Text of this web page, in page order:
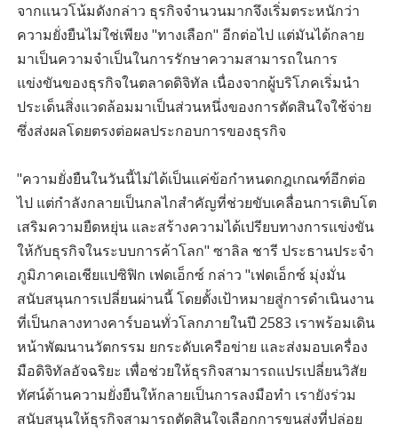
จากแนวโน้มดังกล่าว ธุรกิจจำนวนมากจึงเริ่มตระหนักว่า
ความยั่งยืนไม่ใช่เพียง "ทางเลือก" อีกต่อไป แต่มันได้กลาย
มาเป็นความจำเป็นในการรักษาความสามารถในการ
แข่งขันของธุรกิจในตลาดดิจิทัล เนื่องจากผู้บริโภคเริ่มนำ
ประเด็นสิ่งแวดล้อมมาเป็นส่วนหนึ่งของการตัดสินใจใช้จ่าย
ซึ่งส่งผลโดยตรงต่อผลประกอบการของธุรกิจ
"ความยั่งยืนในวันนี้ไม่ได้เป็นแค่ข้อกำหนดกฎเกณฑ์อีกต่อ
ไป แต่กำลังกลายเป็นกลไกสำคัญที่ช่วยขับเคลื่อนการเติบโต
เสริมความยืดหยุ่น และสร้างความได้เปรียบทางการแข่งขัน
ให้กับธุรกิจในระบบการค้าโลก" ซาลิล ชารี ประธานประจำ
ภูมิภาคเอเชียแปซิฟิก เฟดเอ็กซ์ กล่าว "เฟดเอ็กซ์ มุ่งมั่น
สนับสนุนการเปลี่ยนผ่านนี้ โดยตั้งเป้าหมายสู่การดำเนินงาน
ที่เป็นกลางทางคาร์บอนทั่วโลกภายในปี 2583 เราพร้อมเดิน
หน้าพัฒนานวัตกรรม ยกระดับเครือข่าย และส่งมอบเครื่อง
มือดิจิทัลอัจฉริยะ เพื่อช่วยให้ธุรกิจสามารถแปรเปลี่ยนวิสัย
ทัศน์ด้านความยั่งยืนให้กลายเป็นการลงมือทำ เรายังร่วม
สนับสนุนให้ธุรกิจสามารถตัดสินใจเลือกการขนส่งที่ปล่อย